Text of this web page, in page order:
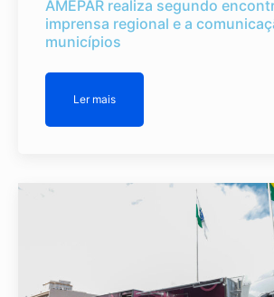
AMEPAR realiza segundo
imprensa regional e a
municípios
Ler mais